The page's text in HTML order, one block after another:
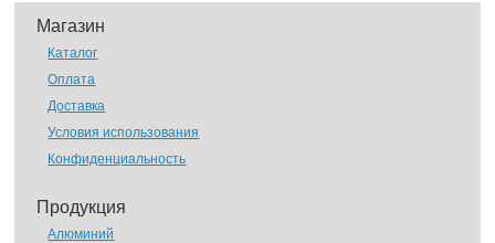
Магазин
Каталог
Оплата
Доставка
Условия использования
Конфиденциальность
Продукция
Алюминий